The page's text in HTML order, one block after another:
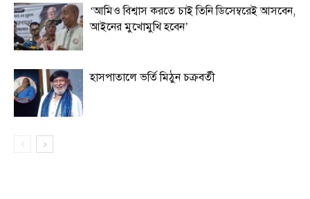
‘আমিও বিশ্বাস করতে চাই তিনি ডিসেম্বরেই আসবেন,
আইনের মুখোমুখি হবেন’
হাসপাতালে ভর্তি মিঠুন চক্রবর্তী